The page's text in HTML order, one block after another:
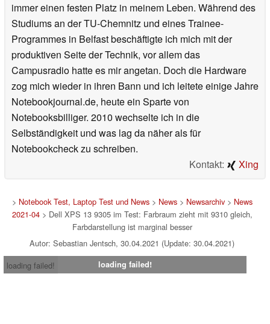
immer einen festen Platz in meinem Leben. Während des
Studiums an der TU-Chemnitz und eines Trainee-
Programmes in Belfast beschäftigte ich mich mit der
produktiven Seite der Technik, vor allem das
Campusradio hatte es mir angetan. Doch die Hardware
zog mich wieder in ihren Bann und ich leitete einige Jahre
Notebookjournal.de, heute ein Sparte von
Notebooksbilliger. 2010 wechselte ich in die
Selbständigkeit und was lag da näher als für
Notebookcheck zu schreiben.
Kontakt:
Xing
> Notebook Test, Laptop Test und News> News> Newsarchiv> News
2021-04> Dell XPS 13 9305 im Test: Farbraum zieht mit 9310 gleich,
Farbdarstellung ist marginal besser
Autor: Sebastian Jentsch, 30.04.2021 (Update: 30.04.2021)
loading failed!
loading failed!